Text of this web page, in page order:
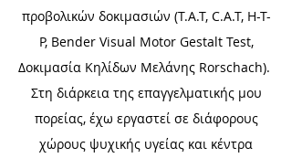
προβολικών δοκιμασιών (T.A.T, C.A.T, H-T-
P, Bender Visual Motor Gestalt Test,
Δοκιμασία Κηλίδων Μελάνης Rorschach).
Στη διάρκεια της επαγγελματικής μου
πορείας, έχω εργαστεί σε διάφορους
χώρους ψυχικής υγείας και κέντρα